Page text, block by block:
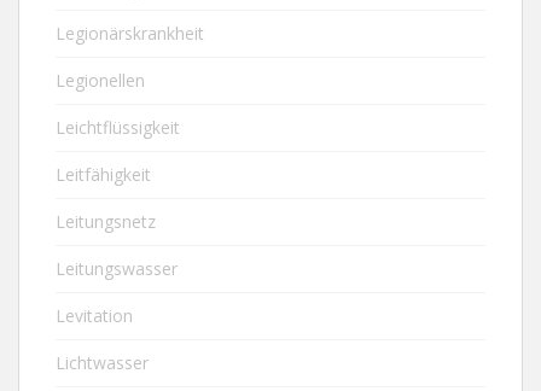
Legionärskrankheit
Legionellen
Leichtflüssigkeit
Leitfähigkeit
Leitungsnetz
Leitungswasser
Levitation
Lichtwasser